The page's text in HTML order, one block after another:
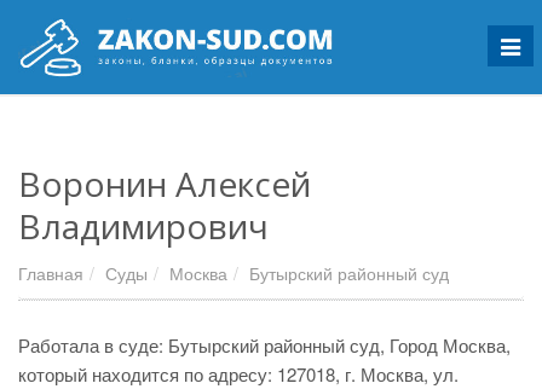
Воронин Алексей
Владимирович
Главная Суды Москва Бутырский районный суд
Работала в суде: Бутырский районный суд, Город Москва,
который находится по адресу: 127018, г. Москва, ул.